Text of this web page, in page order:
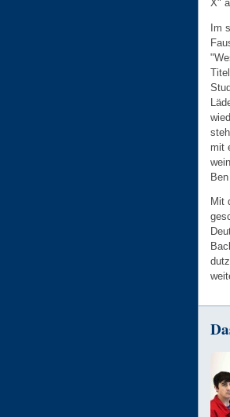
X"
Im
mit
Mit